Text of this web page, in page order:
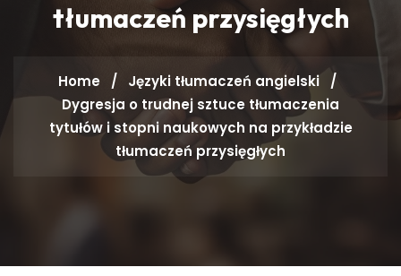
tłumaczeń przysięgłych
Home / Języki tłumaczeń angielski
/
Dygresja o trudnej sztuce tłumaczenia
tytułów i stopni naukowych na przykładzie
tłumaczeń przysięgłych